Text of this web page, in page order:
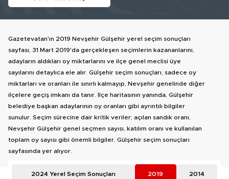
Gazetevatan'ın 2019 Nevşehir Gülşehir yerel seçim sonuçları
sayfası, 31 Mart 2019'da gerçekleşen seçimlerin kazananlarını,
adayların aldıkları oy miktarlarını ve ilçe genel meclisi üye
sayılarını detaylıca ele alır. Gülşehir seçim sonuçları, sadece oy
miktarları ve oranları ile sınırlı kalmayıp, Nevşehir genelinde diğer
ilçelere geçiş imkanı da tanır. İlçe haritasının yanında, Gülşehir
belediye başkan adaylarının oy oranları gibi ayrıntılı bilgiler
sunulur. Seçim sürecine dair kritik veriler; açılan sandık oranı,
Nevşehir Gülşehir genel seçmen sayısı, katılım oranı ve kullanılan
toplam oy sayısı gibi önemli bilgiler, Gülşehir seçim sonuçları
sayfasında yer alıyor.
2024 Yerel Seçim Sonuçları 2019 2014